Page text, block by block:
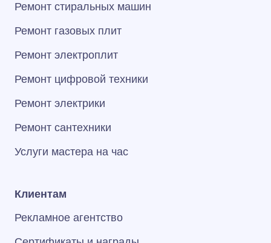
Ремонт стиральных машин
Ремонт газовых плит
Ремонт электроплит
Ремонт цифровой техники
Ремонт электрики
Ремонт сантехники
Услуги мастера на час
Клиентам
Рекламное агентство